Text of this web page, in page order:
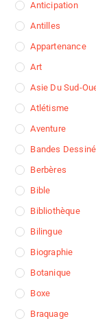
Anticipation
Antilles
Appartenance
Art
Asie Du Sud-
Atlétisme
Aventure
Bandes
Berbères
Bible
Bibliothèque
Bilingue
Biographie
Botanique
Boxe
Braquage